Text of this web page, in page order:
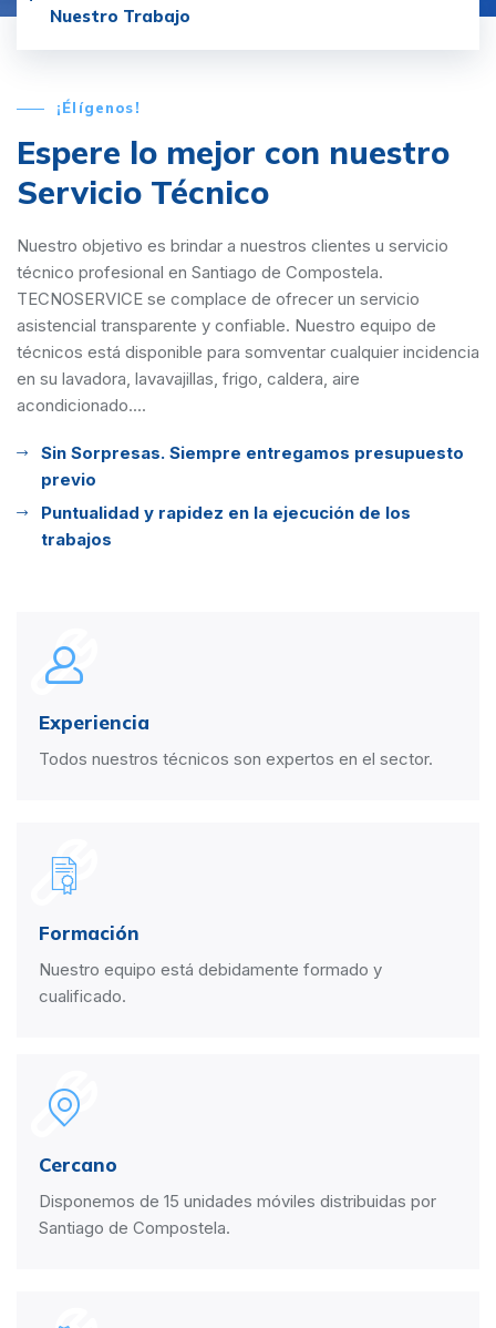
Nuestro Trabajo
¡Élígenos!
Espere lo mejor con nuestro
Servicio Técnico
Nuestro objetivo es brindar a nuestros clientes u servicio
técnico profesional en Santiago de Compostela.
TECNOSERVICE se complace de ofrecer un servicio
asistencial transparente y confiable. Nuestro equipo de
técnicos está disponible para somventar cualquier incidencia
en su lavadora, lavavajillas, frigo, caldera, aire
acondicionado....
Sin Sorpresas. Siempre entregamos presupuesto
previo
Puntualidad y rapidez en la ejecución de los
trabajos
Experiencia
Todos nuestros técnicos son expertos en el sector.
Formación
Nuestro equipo está debidamente formado y
cualificado.
Cercano
Disponemos de 15 unidades móviles distribuidas por
Santiago de Compostela.